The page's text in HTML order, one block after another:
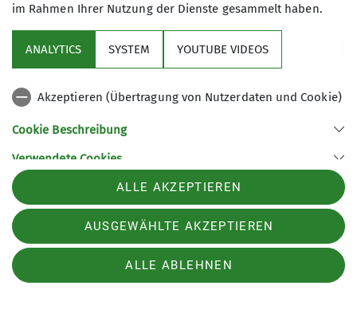
Aktuelles
Gruppen
Lerchenkamp 52
31137 Hildesheim
Telefon +495121134208
Datenschutz-Einstellungen
Datenschutz
Impressum
Erklärung zur Barrierefreiheit
im Rahmen Ihrer Nutzung der Dienste gesammelt haben.
ANALYTICS SYSTEM YOUTUBE VIDEOS
Akzeptieren (Übertragung von Nutzerdaten und Cookie)
Cookie Beschreibung
Verwendete Cookies
ALLE AKZEPTIEREN
AUSGEWÄHLTE AKZEPTIEREN
ALLE ABLEHNEN